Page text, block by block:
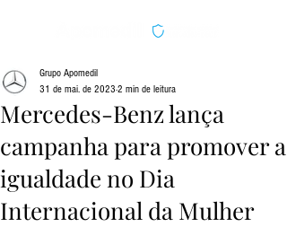
Mercedes-Benz lança
campanha para promover a
igualdade no Dia
Internacional da Mulher
Grupo Apomedil
31 de mai. de 2023 2 min de leitura